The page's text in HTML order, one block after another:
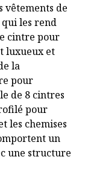
vêtements de
qui les rend
cintre pour
luxueux et
la
pour
de 8 cintres
pour
les chemises
un
une structure